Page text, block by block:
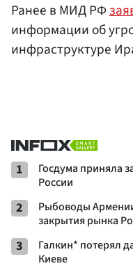
Ранее в МИД РФ
информации об
инфраструктуре
1
Госдума приняла
России
2
Рыбоводы
закрытия рынка
3
Галкин* потерял
Киеве